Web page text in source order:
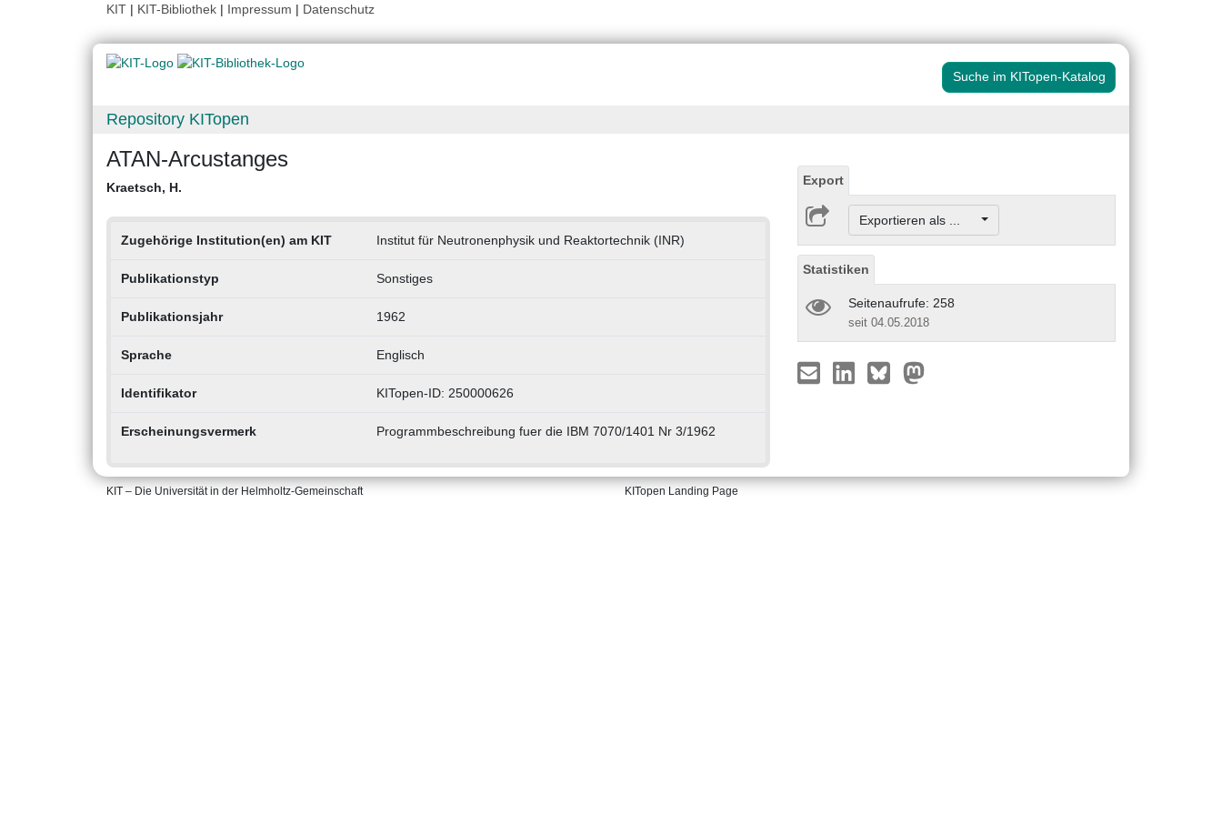
KIT | KIT-Bibliothek | Impressum | Datenschutz
Suche im KITopen-Katalog
Repository KITopen
ATAN-Arcustanges
Kraetsch, H.
Zugehörige Institution(en) am KIT Institut für Neutronenphysik und Reaktortechnik (INR)
Publikationstyp Sonstiges
Publikationsjahr 1962
Sprache Englisch
Identifikator KITopen-ID: 250000626
Erscheinungsvermerk Programmbeschreibung fuer die IBM 7070/1401 Nr 3/1962
Export
Exportieren als ...
Statistiken
Seitenaufrufe: 258
seit 04.05.2018
KIT – Die Universität in der Helmholtz-Gemeinschaft KITopen Landing Page